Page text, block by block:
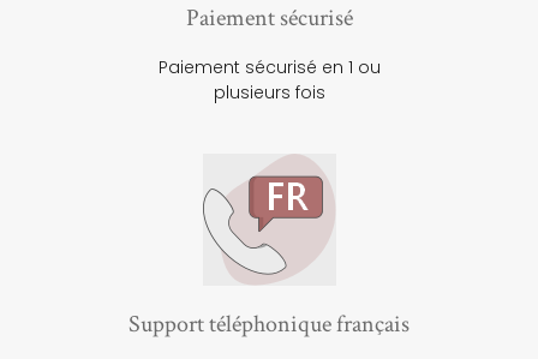
Paiement sécurisé
Paiement sécurisé en 1 ou
plusieurs fois
Support téléphonique français